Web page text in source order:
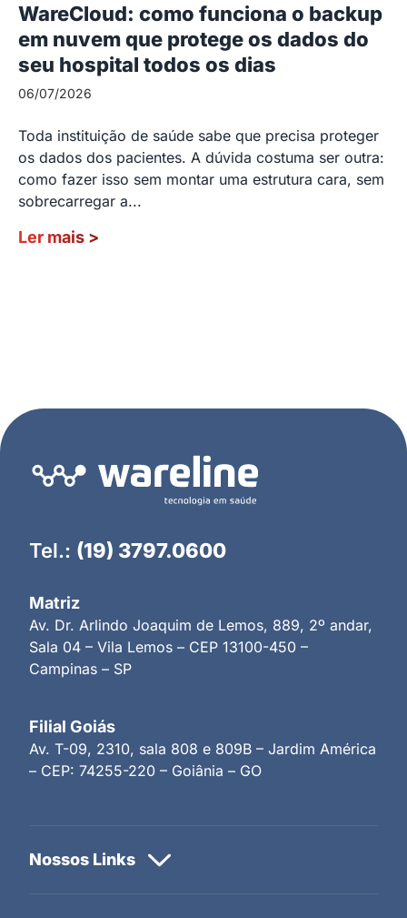
WareCloud: como funciona o backup
em nuvem que protege os dados do
seu hospital todos os dias
06/07/2026
Toda instituição de saúde sabe que precisa proteger
os dados dos pacientes. A dúvida costuma ser outra:
como fazer isso sem montar uma estrutura cara, sem
sobrecarregar a...
Ler mais >
Tel.: (19) 3797.0600
Matriz
Av. Dr. Arlindo Joaquim de Lemos, 889, 2º andar,
Sala 04 – Vila Lemos – CEP 13100-450 –
Campinas – SP
Filial Goiás
Av. T-09, 2310, sala 808 e 809B – Jardim América
– CEP: 74255-220 – Goiânia – GO